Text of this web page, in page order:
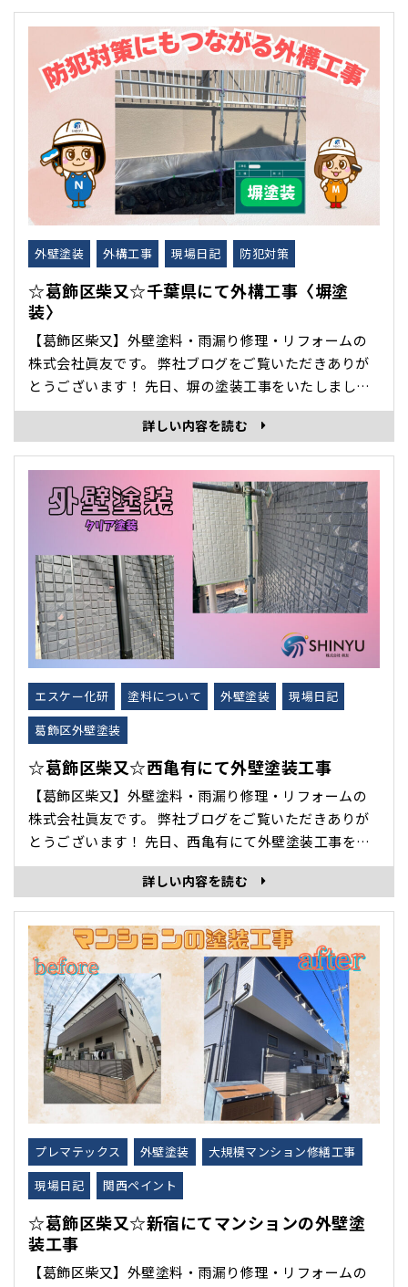
た 水はけが悪い 防水シートのめくれ コケやカビ、黒ず
外壁塗装 外構工事 現場日記 防犯対策
☆葛飾区柴又☆千葉県にて外構工事〈塀塗
装〉
【葛飾区柴又】外壁塗料・雨漏り修理・リフォームの
株式会社眞友です。 弊社ブログをご覧いただきありが
とうございます！ 先日、塀の塗装工事をいたしました
ので紹介します。 外構工事は、敷地内にある設備や構
造物を整える工事！ 今回は塀塗装工事のご依頼をいた
だき施工しました。 塀の塗装は、美観の向上だけでな
く、防水・防汚・耐久性アップのため そ･･･
詳しい内容を読む
エスケー化研 塗料について 外壁塗装
現場日記
葛飾区外壁塗装
☆葛飾区柴又☆西亀有にて外壁塗装工事
【葛飾区柴又】外壁塗料・雨漏り修理・リフォームの
株式会社眞友です。 弊社ブログをご覧いただきありが
とうございます！ 先日、西亀有にて外壁塗装工事をい
たしましたので紹介します。 外壁に剥がれが見られま
を進行させる原因にもなります。 塗膜が紫外線や風雨
で劣化し、密着力が弱まって剥がれやす･･･
詳しい内容を読む
プレマテックス 外壁塗装
大規模マンション修繕工事
現場日記
関西ペイント
☆葛飾区柴又☆新宿にてマンションの外壁塗
装工事
【葛飾区柴又】外壁塗料・雨漏り修理・リフォームの